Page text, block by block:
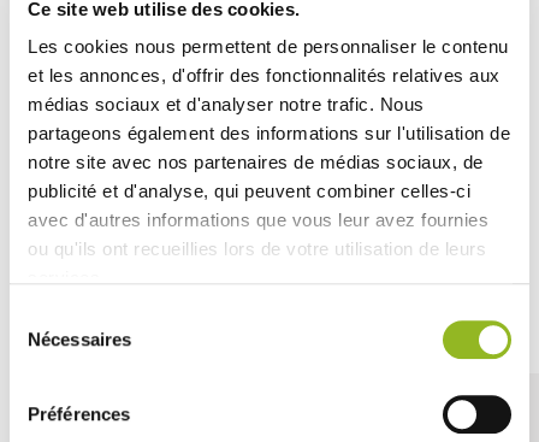
Ce site web utilise des cookies.
Les cookies nous permettent de personnaliser le contenu
et les annonces, d'offrir des fonctionnalités relatives aux
médias sociaux et d'analyser notre trafic. Nous
partageons également des informations sur l'utilisation de
notre site avec nos partenaires de médias sociaux, de
publicité et d'analyse, qui peuvent combiner celles-ci
avec d'autres informations que vous leur avez fournies
ou qu'ils ont recueillies lors de votre utilisation de leurs
Nécessaires
Préférences
ou d'accompagnements savoureux.
Cette barquette est accompagnée d'uncouvercle OPS
anti-buée, spécialement conçu pour éviter la
condensation et garantir une
visibilité parfaite du
contenu. Vos clients apprécieront ainsi une présentation
claire et appétissante de leurs repas, tout en bénéficiant
d'un emballage sécurisé.